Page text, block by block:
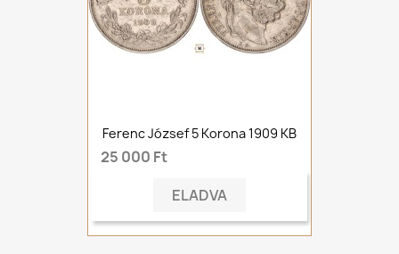
Ferenc József 5 Korona 1909 KB
25 000 Ft
ELADVA